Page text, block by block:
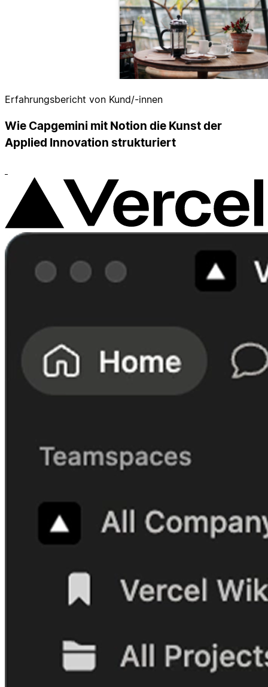
Erfahrungsbericht von Kund/-innen
Wie Capgemini mit Notion die Kunst der
Applied Innovation strukturiert